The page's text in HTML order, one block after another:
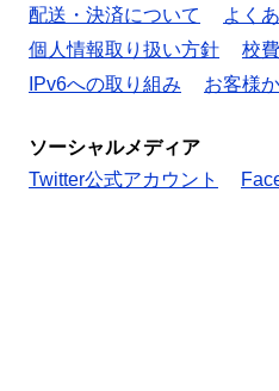
配送・決済について
よく
個人情報取り扱い方針
校
IPv6への取り組み
お客様
ソーシャルメディア
Twitter公式アカウント